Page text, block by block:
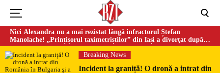
Nici Alexandra nu a mai rezistat lângă infractorul Ștefan
Manolache! „Prințișorul taximetriștilor” din Iași a divorţat după
doi ani de căsnicie
Breaking News
Incident la graniță! O dronă a intrat din